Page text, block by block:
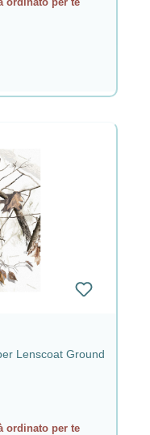
Lenscoat Ground
ordinato per te